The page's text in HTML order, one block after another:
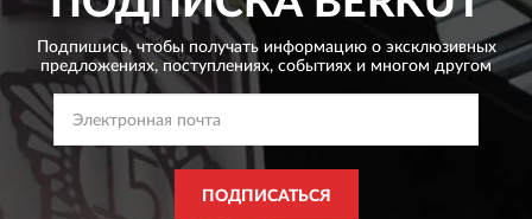
Подпишись, чтобы получать информацию о эксклюзивных
предложениях, поступлениях, событиях и многом другом
ПОДПИСАТЬСЯ